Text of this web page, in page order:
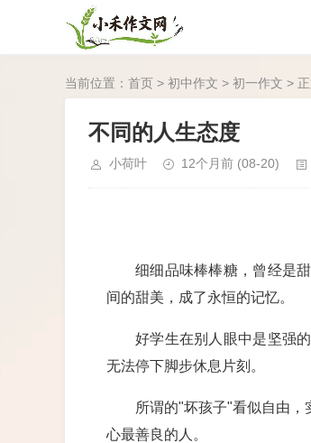
当前位置： 首页 > 初中作文 > 初一作文 >
不同的人生态度
小荷叶 12个月前 (08-20)
细细品味棒棒糖，曾经是
间的甜美，成了永恒的记忆。
好学生在别人眼中是坚强
无法停下脚步休息片刻。
所谓的"坏孩子"看似自由
心最善良的人。